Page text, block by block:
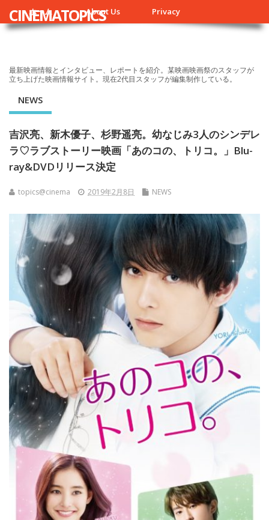
ホーム About Us Privacy
CINEMATOPICS
最新映画情報とインタビュー、レポートを紹介。某映画映画祭のスタッフが
立ち上げた映画情報サイト。現在2代目スタッフが編集制作している。
NEWS
吉沢亮、新木優子、杉野遥亮。幼なじみ3人のシンデレ
ラ♡ラブストーリー映画「あのコの、トリコ。」Blu-
ray&DVDリリース決定
topics@cinema 2019年2月8日 NEWS